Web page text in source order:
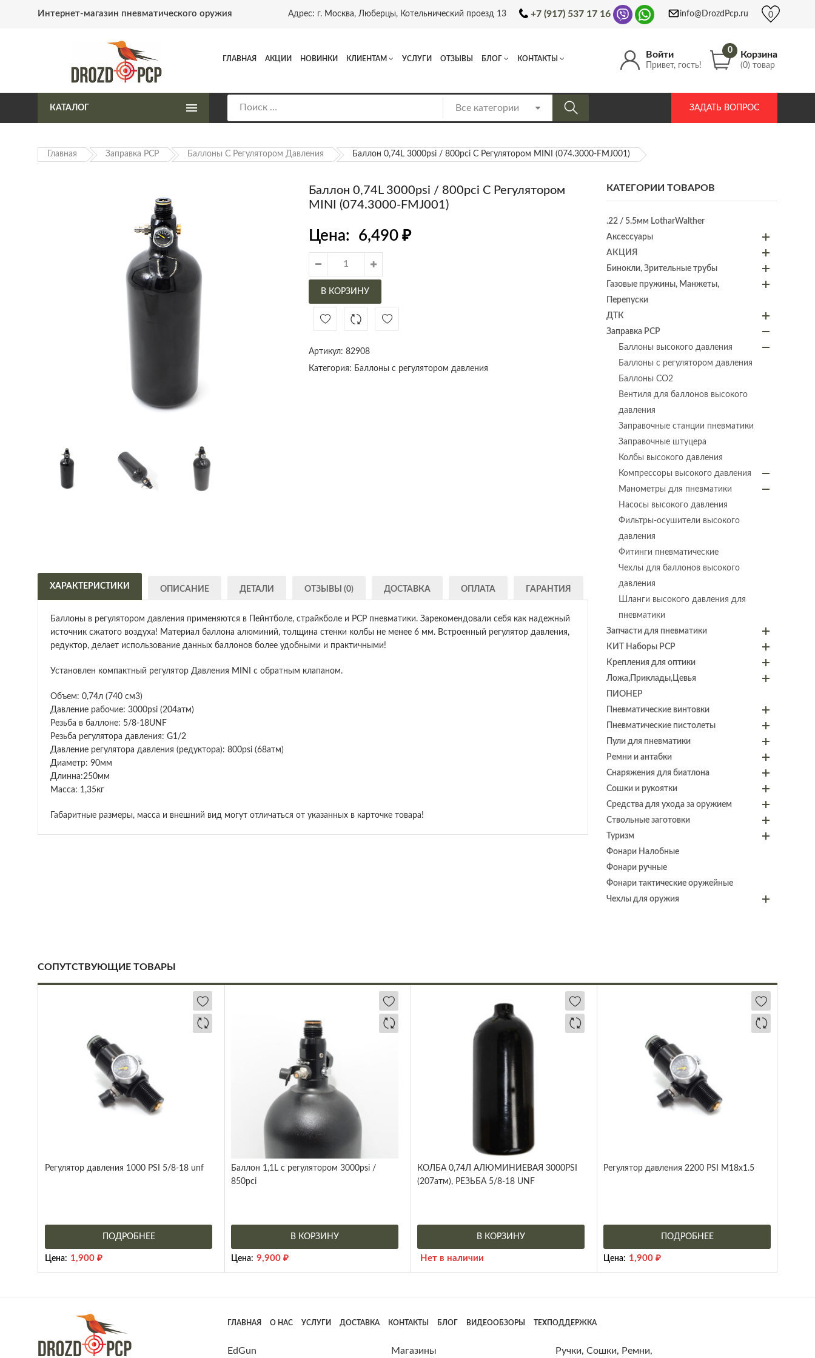
Интернет-магазин пневматического оружия Адрес: г. Москва, Люберцы, Котельнический проезд 13 +7 (917) 537 17 16 info@DrozdPcp.ru 0
Войти
Привет, гость!
0 Корзина
(0) товар
ГЛАВНАЯ АКЦИИ НОВИНКИ КЛИЕНТАМ УСЛУГИ ОТЗЫВЫ БЛОГ КОНТАКТЫ
КАТАЛОГ ЗАДАТЬ ВОПРОС
Главная Заправка PCP Баллоны С Регулятором Давления Баллон 0,74L 3000psi / 800pci С Регулятором MINI (074.3000-FMJ001)
Баллон 0,74L 3000psi / 800pci С Регулятором
MINI (074.3000-FMJ001)
Цена: 6,490 ₽
В КОРЗИНУ
Артикул: 82908
Категория: Баллоны с регулятором давления
ХАРАКТЕРИСТИКИ ОПИСАНИЕ ДЕТАЛИ ОТЗЫВЫ (0) ДОСТАВКА ОПЛАТА ГАРАНТИЯ
Баллоны в регулятором давления применяются в Пейнтболе, страйкболе и PCP пневматики. Зарекомендовали себя как надежный
источник сжатого воздуха! Материал баллона алюминий, толщина стенки колбы не менее 6 мм. Встроенный регулятор давления,
редуктор, делает использование данных баллонов более удобными и практичными!
Установлен компактный регулятор Давления MINI с обратным клапаном.
Объем: 0,74л (740 см3)
Давление рабочие: 3000psi (204атм)
Резьба в баллоне: 5/8-18UNF
Резьба регулятора давления: G1/2
Давление регулятора давления (редуктора): 800psi (68атм)
Диаметр: 90мм
Длинна:250мм
Масса: 1,35кг
Габаритные размеры, масса и внешний вид могут отличаться от указанных в карточке товара!
КАТЕГОРИИ ТОВАРОВ
.22 / 5.5мм LotharWalther
Аксессуары
АКЦИЯ
Бинокли, Зрительные трубы
Газовые пружины, Манжеты,
Перепуски
ДТК
Заправка PCP
Баллоны высокого давления
Баллоны с регулятором давления
Баллоны СО2
Вентиля для баллонов высокого
давления
Заправочные станции пневматики
Заправочные штуцера
Колбы высокого давления
Компрессоры высокого давления
Манометры для пневматики
Насосы высокого давления
Фильтры-осушители высокого
давления
Фитинги пневматические
Чехлы для баллонов высокого
давления
Шланги высокого давления для
пневматики
Запчасти для пневматики
КИТ Наборы PCP
Крепления для оптики
Ложа,Приклады,Цевья
ПИОНЕР
Пневматические винтовки
Пневматические пистолеты
Пули для пневматики
Ремни и антабки
Снаряжения для биатлона
Сошки и рукоятки
Средства для ухода за оружием
Ствольные заготовки
Туризм
Фонари Налобные
Фонари ручные
Фонари тактические оружейные
Чехлы для оружия
СОПУТСТВУЮЩИЕ ТОВАРЫ
Регулятор давления 1000 PSI 5/8-18 unf
ПОДРОБНЕЕ
Цена: 1,900 ₽
Баллон 1,1L с регулятором 3000psi /
850pci
В КОРЗИНУ
Цена: 9,900 ₽
КОЛБА 0,74Л АЛЮМИНИЕВАЯ 3000PSI
(207атм), РЕЗЬБА 5/8-18 UNF
В КОРЗИНУ
Нет в наличии
Регулятор давления 2200 PSI М18х1.5
ПОДРОБНЕЕ
Цена: 1,900 ₽
ГЛАВНАЯ О НАС УСЛУГИ ДОСТАВКА КОНТАКТЫ БЛОГ ВИДЕООБЗОРЫ ТЕХПОДДЕРЖКА
EdGun Магазины Ручки, Сошки, Ремни,